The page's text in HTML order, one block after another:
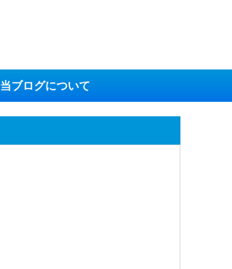
当ブログについて